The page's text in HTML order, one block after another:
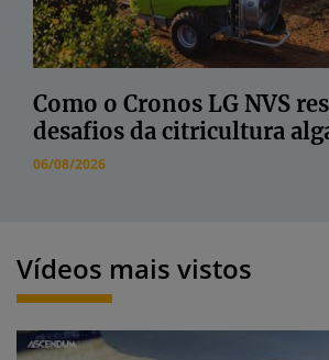
Como o Cronos LG NVS
desafios da citricultura
06/08/2026
Vídeos mais vistos